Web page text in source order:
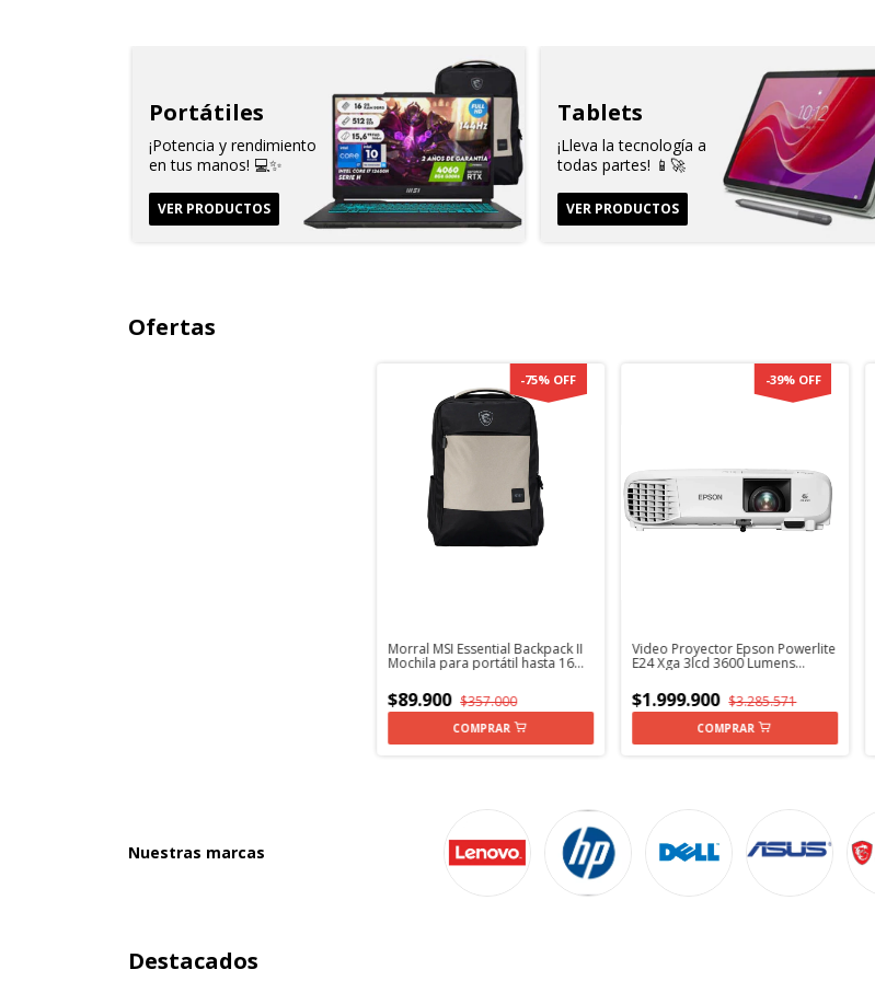
Portátiles
¡Potencia y rendimiento
en tus manos! 💻✨
VER PRODUCTOS
Tablets
¡Lleva la tecnología a
todas partes! 📱🚀
VER PRODUCTOS
Ofertas
Morral MSI Essential Backpack II
Mochila para portátil hasta 16
-75% OFF
$89.900 $357.000
Video Proyector Epson Powerlite
E24 Xga 3lcd 3600 Lumens
-39% OFF
$1.999.900 $3.285.571
Nuestras marcas
Destacados